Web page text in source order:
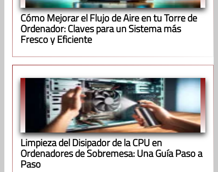
Cómo Mejorar el Flujo de Aire en tu Torre de
Ordenador: Claves para un Sistema más
Fresco y Eficiente
Limpieza del Disipador de la CPU en
Ordenadores de Sobremesa: Una Guía Paso a
Paso